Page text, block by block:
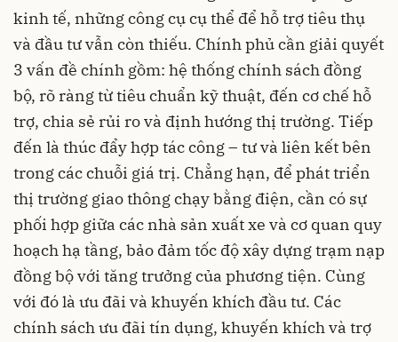
kinh tế, những công cụ cụ thể để hỗ trợ tiêu thụ
và đầu tư vẫn còn thiếu. Chính phủ cần giải quyết
3 vấn đề chính gồm: hệ thống chính sách đồng
bộ, rõ ràng từ tiêu chuẩn kỹ thuật, đến cơ chế hỗ
trợ, chia sẻ rủi ro và định hướng thị trường. Tiếp
đến là thúc đẩy hợp tác công – tư và liên kết bên
trong các chuỗi giá trị. Chẳng hạn, để phát triển
thị trường giao thông chạy bằng điện, cần có sự
phối hợp giữa các nhà sản xuất xe và cơ quan quy
hoạch hạ tầng, bảo đảm tốc độ xây dựng trạm nạp
đồng bộ với tăng trưởng của phương tiện. Cùng
với đó là ưu đãi và khuyến khích đầu tư. Các
chính sách ưu đãi tín dụng, khuyến khích và trợ